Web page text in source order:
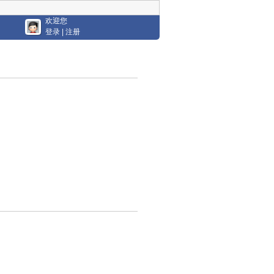
欢迎您
登录
注册